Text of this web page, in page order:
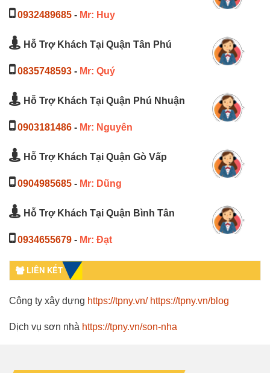
0932489685 - Mr: Huy
Hỗ Trợ Khách Tại Quận Tân Phú
0835748593 - Mr: Quý
Hỗ Trợ Khách Tại Quận Phú Nhuận
0903181486 - Mr: Nguyên
Hỗ Trợ Khách Tại Quận Gò Vấp
0904985685 - Mr: Dũng
Hỗ Trợ Khách Tại Quận Bình Tân
0934655679 - Mr: Đạt
LIÊN KẾT
Công ty xây dựng https://tpny.vn/ https://tpny.vn/blog
Dịch vụ sơn nhà https://tpny.vn/son-nha